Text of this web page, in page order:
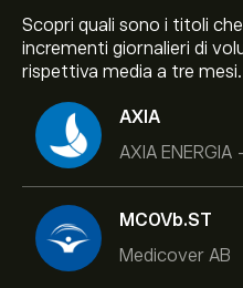
Scopri quali sono i titoli
incrementi giornalieri di
rispettiva media a tre mesi.
AXIA
AXIA ENERGIA
MCOVb.ST
Medicover AB